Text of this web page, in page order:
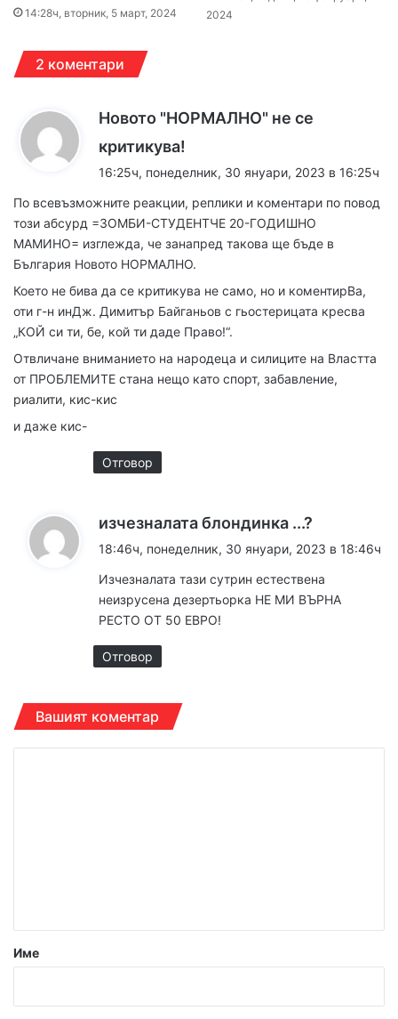
14:28ч, вторник, 5 март, 2024
2024
2 коментари
Новото "НОРМАЛНО" не се
критикува!
а
:
16:25ч, понеделник, 30 януари, 2023 в 16:25ч
По всевъзможните реакции, реплики и коментари по повод
този абсурд =ЗОМБИ-СТУДЕНТЧЕ 20-ГОДИШНО
МАМИНО= изглежда, че занапред такова ще бъде в
България Новото НОРМАЛНО.
Което не бива да се критикува не само, но и коментирВа,
оти г-н инДж. Димитър Байганьов с гьостерицата кресва
„КОЙ си ти, бе, кой ти даде Право!“.
Отвличане вниманието на народеца и силиците на Властта
от ПРОБЛЕМИТЕ стана нещо като спорт, забавление,
риалити, кис-кис
и даже кис-
Отговор
изчезналата блондинка ...?
а
а
:
18:46ч, понеделник, 30 януари, 2023 в 18:46ч
Изчезналата тази сутрин естествена
неизрусена дезертьорка НЕ МИ ВЪРНА
РЕСТО ОТ 50 ЕВРО!
Отговор
Вашият коментар
р
Име